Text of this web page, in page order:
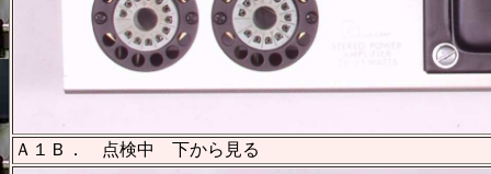
Ａ１Ｂ． 点検中 下から見る